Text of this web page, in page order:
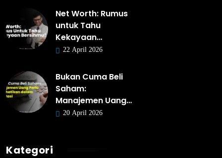
Net Worth: Rumus
untuk Tahu
Kekayaan…
22 April 2026
Bukan Cuma Beli
Saham:
Manajemen Uang…
20 April 2026
Kategori